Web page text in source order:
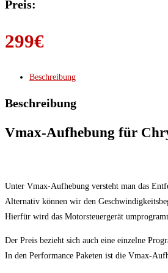
Preis:
299€
Beschreibung
Beschreibung
Vmax-Aufhebung für
Unter Vmax-Aufhebung versteht man das
Alternativ können wir den
Hierfür wird das Motorsteuergerät
Der Preis bezieht sich auch eine einzelne
In den Performance Paketen ist die Vmax-